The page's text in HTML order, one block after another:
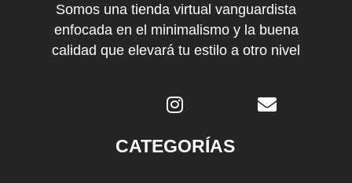
Somos una tienda virtual vanguardista
enfocada en el minimalismo y la buena
calidad que elevará tu estilo a otro nivel
CATEGORÍAS